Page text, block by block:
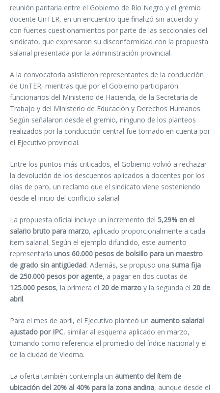
reunión paritaria entre el Gobierno de Río Negro y el gremio
docente UnTER, en un encuentro que finalizó sin acuerdo y
con fuertes cuestionamientos por parte de las seccionales del
sindicato, que expresaron su disconformidad con la propuesta
salarial presentada por la administración provincial.
A la convocatoria asistieron representantes de la conducción
de UnTER, mientras que por el Gobierno participaron
funcionarios del Ministerio de Hacienda, de la Secretaría de
Trabajo y del Ministerio de Educación y Derechos Humanos.
Según señalaron desde el gremio, ninguno de los planteos
realizados por la conducción central fue tomado en cuenta por
el Ejecutivo provincial.
Entre los puntos más criticados, el Gobierno volvió a rechazar
la devolución de los descuentos aplicados a docentes por los
días de paro, un reclamo que el sindicato viene sosteniendo
desde el inicio del conflicto salarial.
La propuesta oficial incluye un incremento del 5,29% en el
salario bruto para marzo, aplicado proporcionalmente a cada
ítem salarial. Según el ejemplo difundido, este aumento
representaría unos 60.000 pesos de bolsillo para un maestro
de grado sin antigüedad. Además, se propuso una suma fija
de 250.000 pesos por agente, a pagar en dos cuotas de
125.000 pesos, la primera el 20 de marzo y la segunda el 20 de
abril.
Para el mes de abril, el Ejecutivo planteó un aumento salarial
ajustado por IPC, similar al esquema aplicado en marzo,
tomando como referencia el promedio del índice nacional y el
de la ciudad de Viedma.
La oferta también contempla un aumento del ítem de
ubicación del 20% al 40% para la zona andina, aunque desde el